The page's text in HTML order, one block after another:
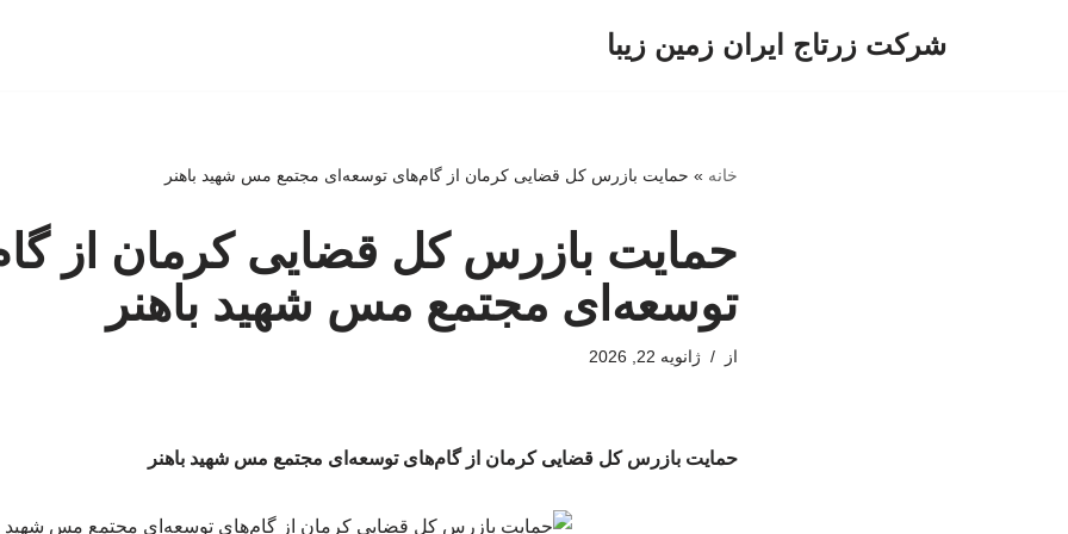
شرکت زرتاج ایران زمین زیبا
خانه » حمایت بازرس کل قضایی کرمان از گام‌های توسعه‌ای مجتمع مس شهید باهنر
حمایت بازرس کل قضایی کرمان از
توسعه‌ای مجتمع مس شهید باهنر
از ژانویه 22, 2026
حمایت بازرس کل قضایی کرمان از گام‌های توسعه‌ای مجتمع مس شهید باهنر